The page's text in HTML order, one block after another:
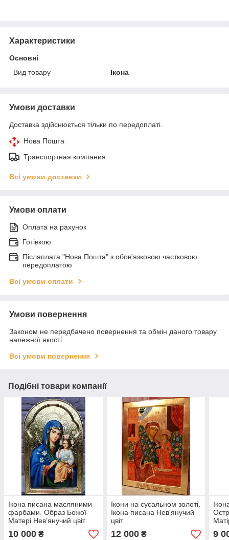
Характеристики
Основні
Вид товару
Ікона
Умови доставки
Доставка здійснюється тільки по передоплаті.
Нова Пошта
Транспортная компания
Всі умови доставки
Умови оплати
Оплата на рахунок
Готівкою
Післяплата "Нова Пошта" з обов'язковою частковою
передоплатою
Всі умови оплати
Умови повернення
Законом не передбачено повернення та обмін даного товару
належної якості
Всі умови повернення
Подібні товари компанії
Ікона писана масляними
фарбами. Образ Божої
Матері Нев’янучий цвіт
35*25 см
10 000 ₴
Ікони на сусальном золоті.
Ікона писана Нев'янучий
цвіт
12 000₴ 9